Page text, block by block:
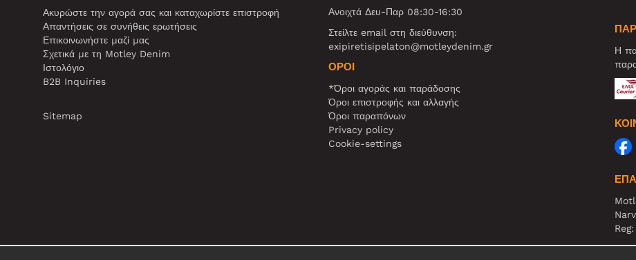
Ακυρώστε την αγορά σας και καταχωρίστε επιστροφή
Απαντήσεις σε συνήθεις ερωτήσεις
Επικοινωνήστε μαζί μας
Σχετικά με τη Motley Denim
Ιστολόγιο
B2B Inquiries
Sitemap
Ανοιχτά Δευ-Παρ 08:30-16:30
Στείλτε email στη διεύθυνση:
exipiretisipelaton@motleydenim.gr
ΌΡΟΙ
*Όροι αγοράς και παράδοσης
Όροι επιστροφής και αλλαγής
Όροι παραπόνων
Privacy policy
Cookie-settings
Η